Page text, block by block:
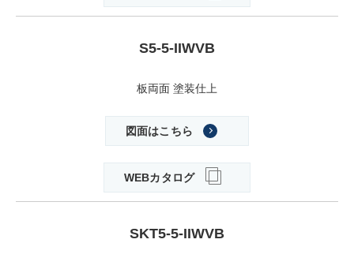
S5-5-IIWVB
板両面 塗装仕上
図面はこちら
WEBカタログ
SKT5-5-IIWVB